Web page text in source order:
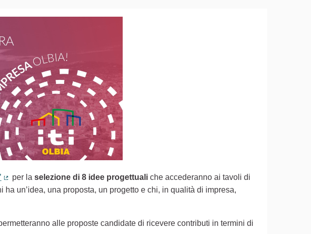
(Collegamento esterno)
per la selezione di 8 idee progettualiche accederanno ai tavoli di
un’idea, una proposta, un progetto e chi, in qualità di impresa,
alle proposte candidate di ricevere contributi in termini di